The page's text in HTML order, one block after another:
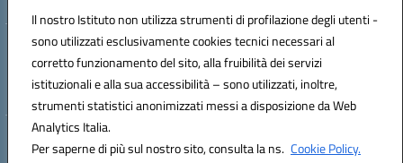
Il nostro Istituto non utilizza strumenti di profilazione degli utenti -
sono utilizzati esclusivamente cookies tecnici necessari al
corretto funzionamento del sito, alla fruibilità dei servizi
istituzionali e alla sua accessibilità – sono utilizzati, inoltre,
strumenti statistici anonimizzati messi a disposizione da Web
Analytics Italia.
Per saperne di più sul nostro sito, consulta la ns. Cookie Policy.
Via Luna e Sole, 44 07100, Sassari - Tel 079293287 - Fax 0793764116
- Mail: ssvc010009@istruzione.it - PEC: ssvc010009@pec.istruzione.it
- C.F. / P.IVA Convitto 80000150906 - C.F. Scuole 92073300904
Hosting & Powered by 3D Solution S.r.l.